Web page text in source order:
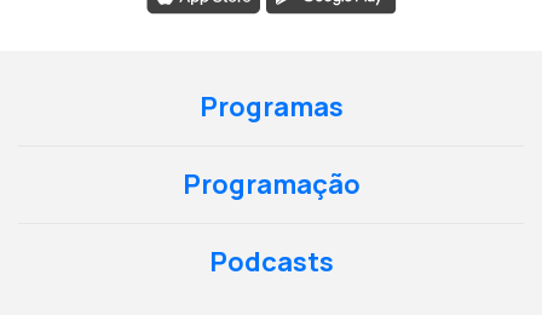
Programas
Programação
Podcasts